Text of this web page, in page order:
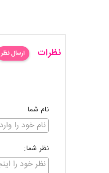
نظرات ارسال نظر
نام شما
نظر شما: